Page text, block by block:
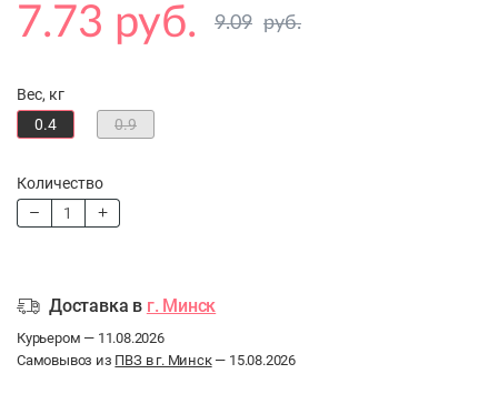
7.73 руб. 9.09 руб.
Вес, кг
0.4
0.9
Количество
Доставка в г. Минск
Курьером — 11.08.2026
Самовывоз из ПВЗ в г. Минск— 15.08.2026